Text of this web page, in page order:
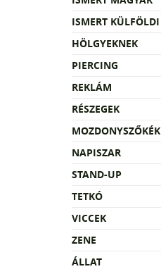
ISMERT KÜLFÖLDI
HÖLGYEKNEK
PIERCING
REKLÁM
RÉSZEGEK
MOZDONYSZŐKÉK
NAPISZAR
STAND-UP
TETKÓ
VICCEK
ZENE
ÁLLAT